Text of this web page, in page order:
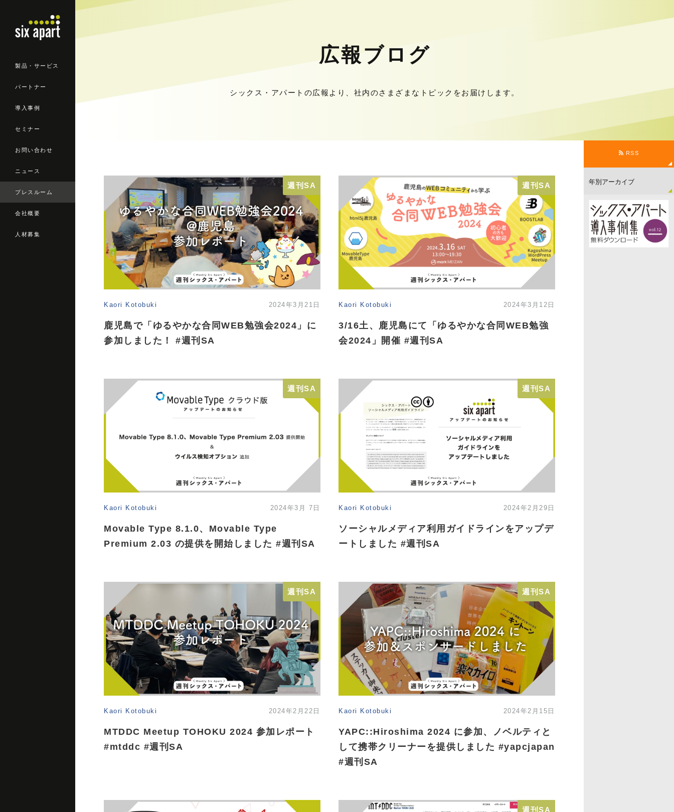
製品・サービス
パートナー
導入事例
セミナー
お問い合わせ
ニュース
プレスルーム
会社概要
人材募集
広報ブログ
シックス・アパートの広報より、社内のさまざまなトピックをお届けします。
週刊SA
Kaori Kotobuki 2024年3月21日
鹿児島で「ゆるやかな合同WEB勉強会2024」に
参加しました！ #週刊SA
週刊SA
Kaori Kotobuki 2024年3月12日
3/16土、鹿児島にて「ゆるやかな合同WEB勉強
会2024」開催 #週刊SA
週刊SA
Kaori Kotobuki 2024年3月 7日
Movable Type 8.1.0、Movable Type
Premium 2.03 の提供を開始しました #週刊SA
週刊SA
Kaori Kotobuki 2024年2月29日
ソーシャルメディア利用ガイドラインをアップデ
ートしました #週刊SA
週刊SA
Kaori Kotobuki 2024年2月22日
MTDDC Meetup TOHOKU 2024 参加レポート
#mtddc #週刊SA
週刊SA
Kaori Kotobuki 2024年2月15日
YAPC::Hiroshima 2024 に参加、ノベルティと
して携帯クリーナーを提供しました #yapcjapan
#週刊SA
週刊SA
RSS